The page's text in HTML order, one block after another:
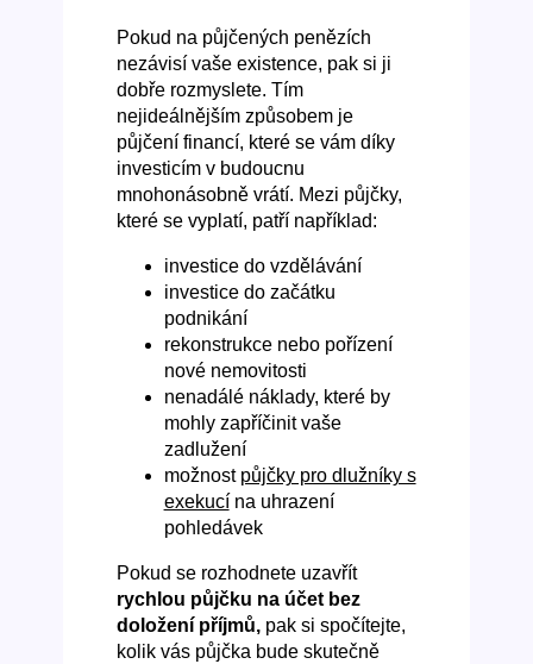
Pokud na půjčených penězích
nezávisí vaše existence, pak si ji
dobře rozmyslete. Tím
nejideálnějším způsobem je
půjčení financí, které se vám díky
investicím v budoucnu
mnohonásobně vrátí. Mezi půjčky,
které se vyplatí, patří například:
investice do vzdělávání
investice do začátku
podnikání
rekonstrukce nebo pořízení
nové nemovitosti
nenadálé náklady, které by
mohly zapříčinit vaše
zadlužení
možnost půjčky pro dlužníky s
exekucína uhrazení
pohledávek
Pokud se rozhodnete uzavřít
rychlou půjčku na účet bez
doložení příjmů,pak si spočítejte,
kolik vás půjčka bude skutečně